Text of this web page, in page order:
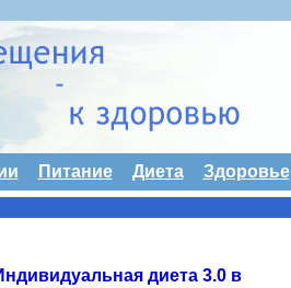
Питание Диета Здоровье
диета 3.0 в